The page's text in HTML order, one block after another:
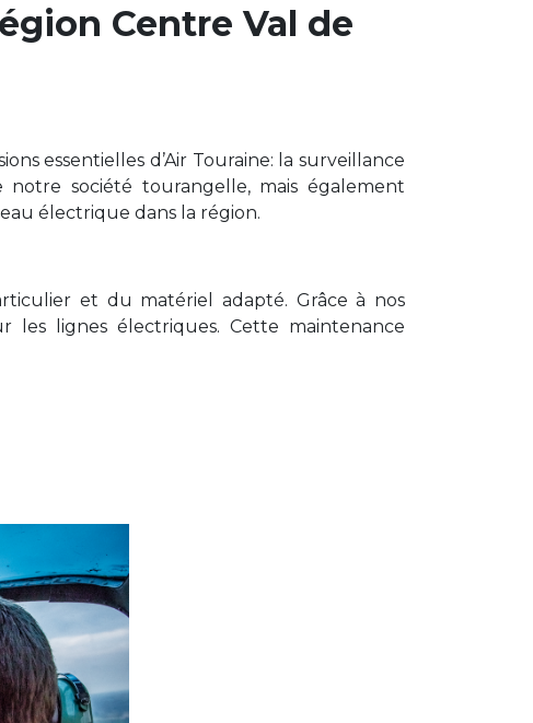
Centre Val de
essentielles d’Air Touraine: la surveillance
société tourangelle, mais également
électrique dans la région.
et du matériel adapté. Grâce à nos
les lignes électriques. Cette maintenance